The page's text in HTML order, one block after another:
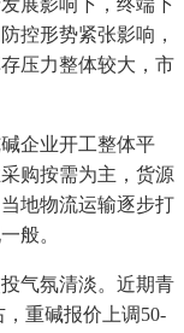
展影响下，终端下
控形势紧张影响，
压力整体较大，市
企业开工整体平
购按需为主，货源
地物流运输逐步打
般。
气氛清淡。近期青
重碱报价上调50-